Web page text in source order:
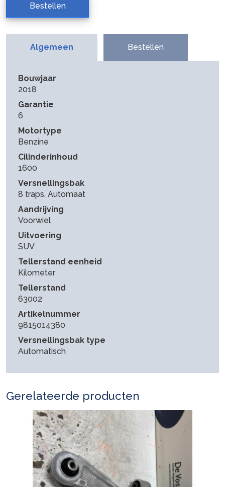
Bestellen
Algemeen Bestellen
Bouwjaar
2018
Garantie
6
Motortype
Benzine
Cilinderinhoud
1600
Versnellingsbak
8 traps, Automaat
Aandrijving
Voorwiel
Uitvoering
SUV
Tellerstand eenheid
Kilometer
Tellerstand
63002
Artikelnummer
9815014380
Versnellingsbak type
Automatisch
Gerelateerde producten